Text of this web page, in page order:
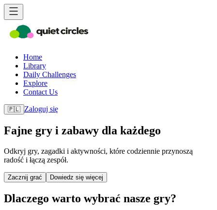
Home
Library
Daily Challenges
Explore
Contact Us
🇵🇱 Zaloguj się
Fajne gry i zabawy dla każdego
Odkryj gry, zagadki i aktywności, które codziennie przynoszą
radość i łączą zespół.
Zacznij grać Dowiedz się więcej
Dlaczego warto wybrać nasze gry?